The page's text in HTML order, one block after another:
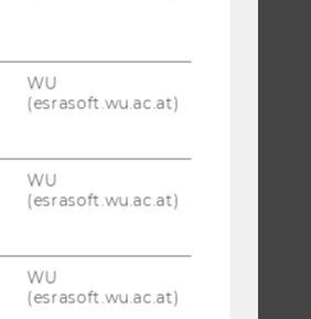
WU
(esrasoft.wu.ac.at)
WU
(esrasoft.wu.ac.at)
WU
(esrasoft.wu.ac.at)